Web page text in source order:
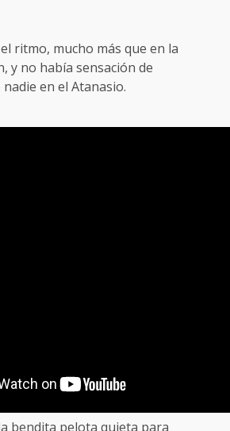
ritmo, mucho más que en la
y no había sensación de
en el Atanasio.
bendita pelota quieta para